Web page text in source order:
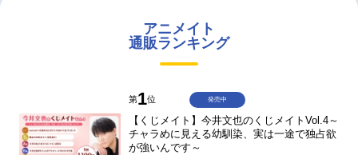
アニメイト
通販ランキング
第1位
【くじメイト】今井文也のくじメイトVol.4～
チャラめに見える幼馴染、実は一途で独占欲
が強いんです～
発売中